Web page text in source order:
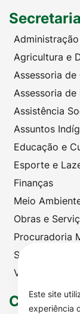
Administração
Agricultura e
Assessoria de
Assessoria de
Assistência
Assuntos
Educação e
Esporte e
Finanças
Meio
Obras e
Procuradoria
Saúde
Viação e
Contato
Este site
experiência